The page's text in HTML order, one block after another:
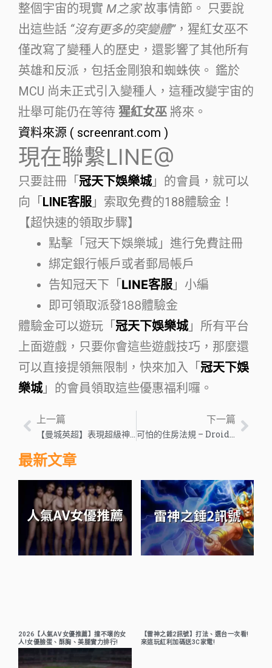
整個宇宙的現實 M之家故事情節。 只要說
出這些話 “沒有更多的突變體”，猩紅女巫不
僅改寫了變種人的歷史，還影響了其他所有
英雄和反派，包括金剛狼和蜘蛛俠。 鑑於
MCU 尚未正式引入變種人，這種改變宇宙的
壯舉可能仍在等待 猩紅女巫 將來。
資料來源 ( screenrant.com )
現在聯繫LINE@
只要註冊「 冠天下娛樂城」的會員，就可以
向「 LINE客服 」索取免費的188體驗金！
【超快速的領取步驟】
點擊「冠天下娛樂城」進行免費註冊
綁定銀行帳戶或者郵局帳戶
告知冠天下「 LINE客服 」小編
即可領取派發188體驗金
體驗金可以遊玩「 冠天下娛樂城」所有平台
上面遊戲，只要你會這些遊戲技巧，那麼還
可以直接提領無限制，快來加入「 冠天下娛
樂城」的會員領取這些優惠福利囉。
上一篇 下一篇
最新文章
2026【人氣AV女優推薦】撞不壞的女
人!女優臉蛋、酥胸、美腿實力排行!
【雷神之錘2訊號】打法、選台一次看!
來這玩紅利加碼送3C家電!